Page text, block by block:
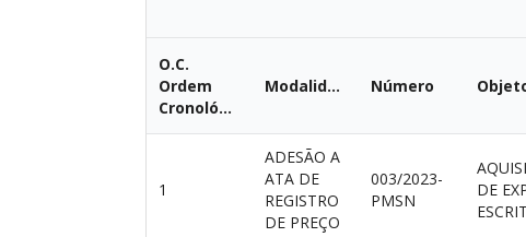
O.C.
Ordem
Cronológica
Modalidade Número
1
ADESÃO A
ATA DE
REGISTRO
DE PREÇO
003/2023-
PMSN
DE